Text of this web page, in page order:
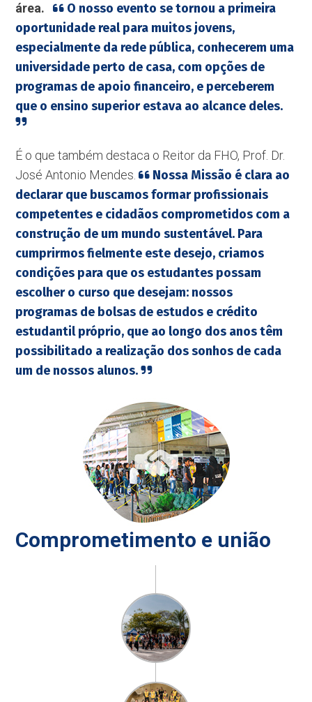
área.
O nosso evento se tornou a primeira
oportunidade real para muitos jovens,
especialmente da rede pública, conhecerem uma
universidade perto de casa, com opções de
programas de apoio financeiro, e perceberem
que o ensino superior estava ao alcance deles.
É o que também destaca o Reitor da FHO, Prof. Dr.
José Antonio Mendes.
Nossa Missão é clara ao
declarar que buscamos formar profissionais
competentes e cidadãos comprometidos com a
construção de um mundo sustentável. Para
cumprirmos fielmente este desejo, criamos
condições para que os estudantes possam
escolher o curso que desejam: nossos
programas de bolsas de estudos e crédito
estudantil próprio, que ao longo dos anos têm
possibilitado a realização dos sonhos de cada
um de nossos alunos.
Comprometimento e união